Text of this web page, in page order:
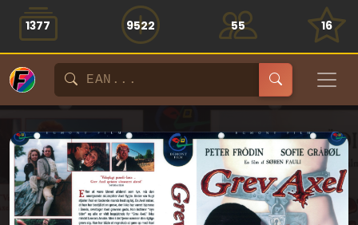
1377 9522 55 16